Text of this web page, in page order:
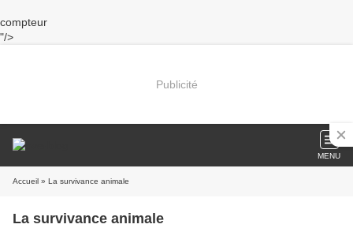
compteur
"/>
Publicité
MENU
Accueil » La survivance animale
La survivance animale